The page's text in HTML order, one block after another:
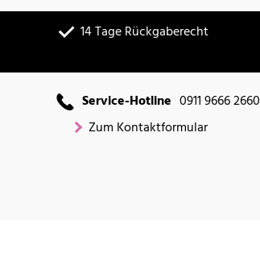
14 Tage Rückgaberecht
Service-Hotline 0911 9666 2660
Zum Kontaktformular